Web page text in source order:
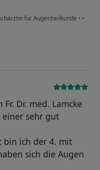
für Augenheilkunde • •
Dr. med. Lamcke
sehr gut
bin ich der 4. mit
sich die Augen